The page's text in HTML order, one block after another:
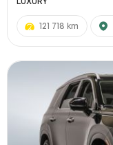
121 718 km